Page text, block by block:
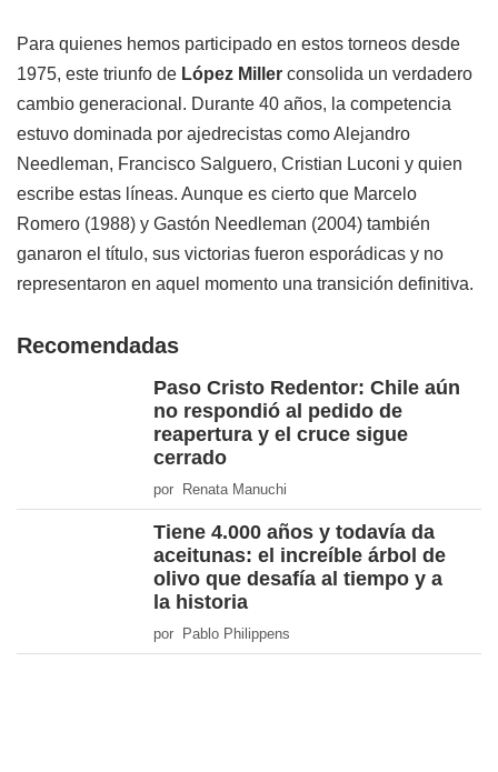
Para quienes hemos participado en estos torneos desde
1975, este triunfo de López Miller consolida un verdadero
cambio generacional. Durante 40 años, la competencia
estuvo dominada por ajedrecistas como Alejandro
Needleman, Francisco Salguero, Cristian Luconi y quien
escribe estas líneas. Aunque es cierto que Marcelo
Romero (1988) y Gastón Needleman (2004) también
ganaron el título, sus victorias fueron esporádicas y no
representaron en aquel momento una transición definitiva.
Recomendadas
Paso Cristo Redentor: Chile aún
no respondió al pedido de
reapertura y el cruce sigue
cerrado
por Renata Manuchi
Tiene 4.000 años y todavía da
aceitunas: el increíble árbol de
olivo que desafía al tiempo y a
la historia
por Pablo Philippens